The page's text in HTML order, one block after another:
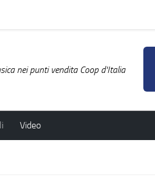
nei punti vendita Coop d'Italia
Video